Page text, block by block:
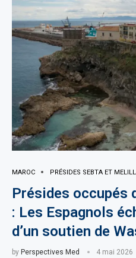
MAROC PRÉSIDES SEBTA ET
Présides occupés
: Les Espagnols
d’un soutien de
by Perspectives Med 4 mai 2026